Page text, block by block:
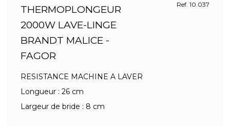
THERMOPLONGEUR
2000W LAVE-LINGE
BRANDT MALICE -
FAGOR
Ref. 10.037
RESISTANCE MACHINE A LAVER
Longueur : 26 cm
Largeur de bride : 8 cm